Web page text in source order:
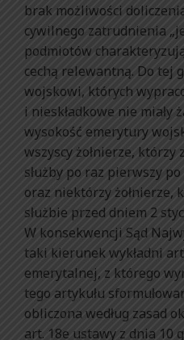
brak możliwości
cywilnego zatrudnienia
podmiotów
cechą relewantną. Do tej
wojskowi, których
i nieskładkowe nie miały
wysokość emerytury
wszyscy żołnierze, którzy
służby po raz pierwszy
oraz niektórzy żołnierze,
służbie przed dniem 2
W konsekwencji Sąd
taki kierunek wykładni
emerytalnej, z którego
tego artykułu
obliczona według zasad
art. 18e ustawy z dnia 10